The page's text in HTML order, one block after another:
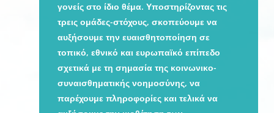
γονείς στο ίδιο θέμα. Υποστηρίζοντας τις
τρεις ομάδες-στόχους, σκοπεύουμε να
αυξήσουμε την ευαισθητοποίηση σε
τοπικό, εθνικό και ευρωπαϊκό επίπεδο
σχετικά με τη σημασία της κοινωνικο-
συναισθηματικής νοημοσύνης, να
παρέχουμε πληροφορίες και τελικά να